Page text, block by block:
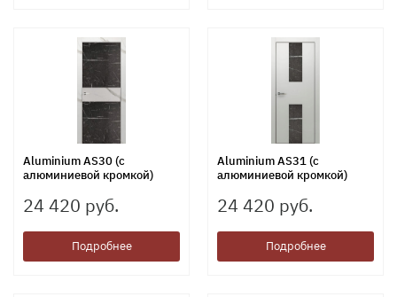
Aluminium АS30 (с
алюминиевой кромкой)
24 420 руб.
Подробнее
Aluminium АS31 (с
алюминиевой кромкой)
24 420 руб.
Подробнее